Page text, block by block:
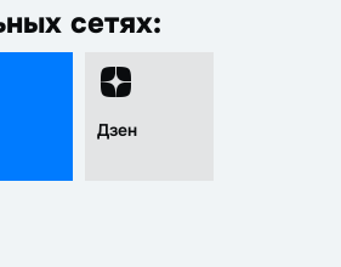
сетях:
Дзен